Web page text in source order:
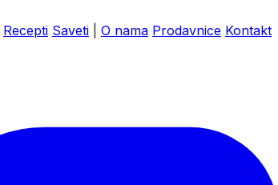
Recepti Saveti O nama Prodavnice Kontakt